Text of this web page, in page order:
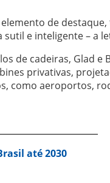
de
e inteligente – a
de cadeiras, Glad e
privativas,
como aeroportos,
até 2030